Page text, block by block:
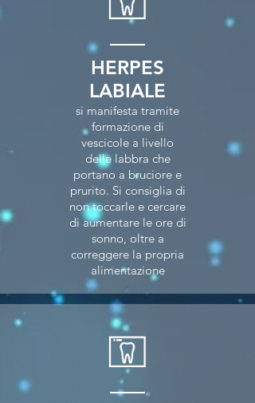
HERPES
LABIALE
si manifesta tramite
formazione di
vescicole a livello
delle labbra che
portano a bruciore e
prurito. Si consiglia di
non toccarle e cercare
di aumentare le ore di
sonno, oltre a
correggere la propria
alimentazione